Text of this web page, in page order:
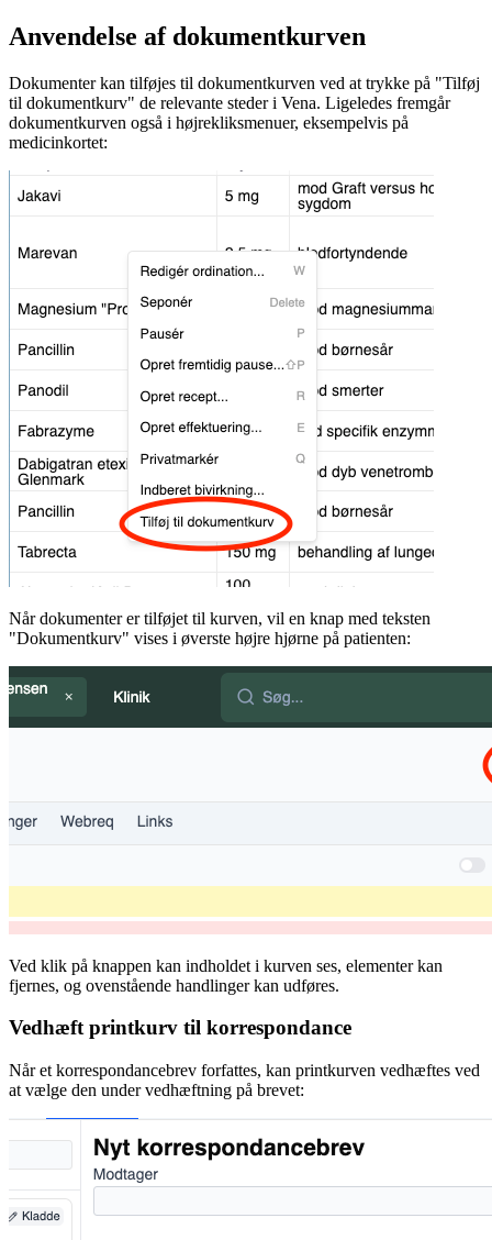
Anvendelse af dokumentkurven
Dokumenter kan tilføjes til dokumentkurven ved at trykke på "Tilføj
til dokumentkurv" de relevante steder i Vena. Ligeledes fremgår
dokumentkurven også i højrekliksmenuer, eksempelvis på
medicinkortet:
Når dokumenter er tilføjet til kurven, vil en knap med teksten
"Dokumentkurv" vises i øverste højre hjørne på patienten:
Ved klik på knappen kan indholdet i kurven ses, elementer kan
fjernes, og ovenstående handlinger kan udføres.
Vedhæft printkurv til korrespondance
Når et korrespondancebrev forfattes, kan printkurven vedhæftes ved
at vælge den under vedhæftning på brevet: